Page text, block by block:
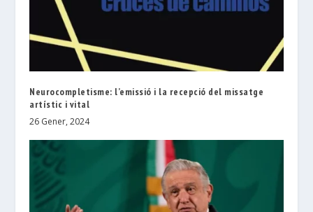
Neurocompletisme: l’emissió i la recepció del missatge
artístic i vital
26 Gener, 2024